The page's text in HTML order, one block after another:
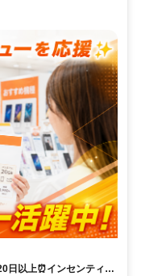
日以上⏰インセンティブ